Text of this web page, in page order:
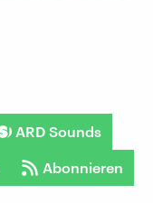
ARD Sounds
Abonnieren